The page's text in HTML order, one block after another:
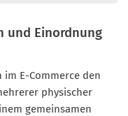
und Einordnung
im E-Commerce den
physischer
gemeinsamen